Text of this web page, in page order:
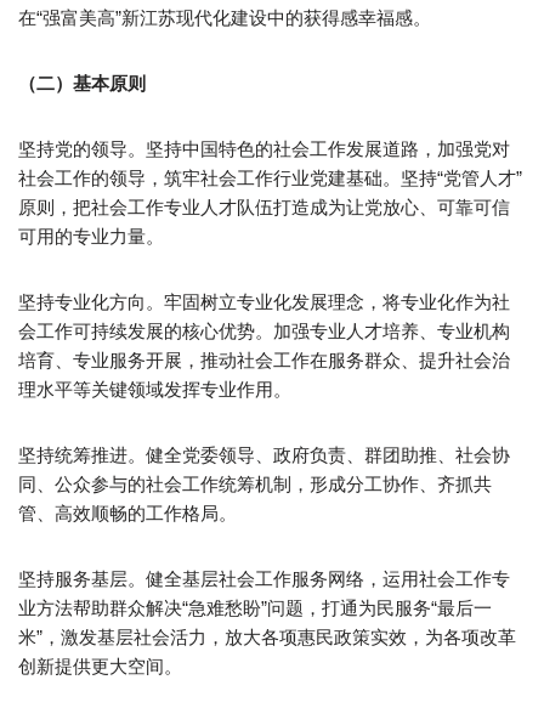
在“强富美高”新江苏现代化建设中的获得感幸福感。
（二）基本原则
坚持党的领导。坚持中国特色的社会工作发展道路，加强党对
社会工作的领导，筑牢社会工作行业党建基础。坚持“党管人才”
原则，把社会工作专业人才队伍打造成为让党放心、可靠可信
可用的专业力量。
坚持专业化方向。牢固树立专业化发展理念，将专业化作为社
会工作可持续发展的核心优势。加强专业人才培养、专业机构
培育、专业服务开展，推动社会工作在服务群众、提升社会治
理水平等关键领域发挥专业作用。
坚持统筹推进。健全党委领导、政府负责、群团助推、社会协
同、公众参与的社会工作统筹机制，形成分工协作、齐抓共
管、高效顺畅的工作格局。
坚持服务基层。健全基层社会工作服务网络，运用社会工作专
业方法帮助群众解决“急难愁盼”问题，打通为民服务“最后一
米”，激发基层社会活力，放大各项惠民政策实效，为各项改革
创新提供更大空间。